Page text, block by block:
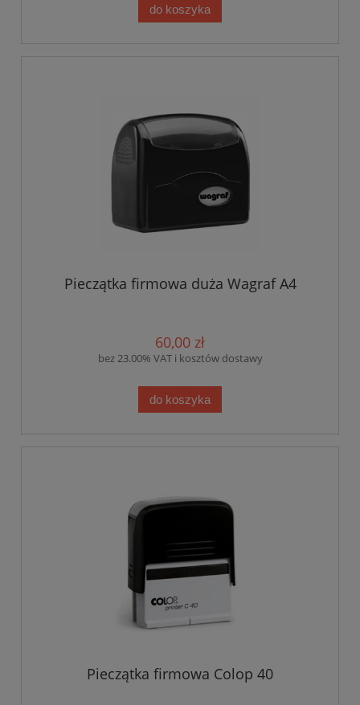
do koszyka
Pieczątka firmowa duża Wagraf A4
60,00 zł
bez 23.00% VAT i kosztów dostawy
do koszyka
Pieczątka firmowa Colop 40